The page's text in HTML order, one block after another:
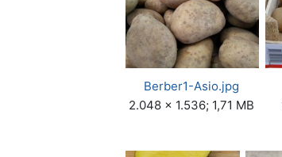
Berber1-Asio.jpg
2.048 × 1.536; 1,71 MB